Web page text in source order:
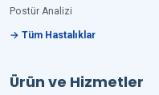
Postür Analizi
→ Tüm Hastalıklar
Ürün ve Hizmetler